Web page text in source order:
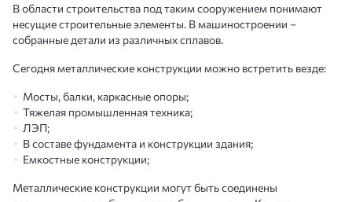
В области строительства под таким сооружением понимают
несущие строительные элементы. В машиностроении –
собранные детали из различных сплавов.
Сегодня металлические конструкции можно встретить везде:
Мосты, балки, каркасные опоры;
Тяжелая промышленная техника;
ЛЭП;
В составе фундамента и конструкции здания;
Емкостные конструкции;
Металлические конструкции могут быть соединены